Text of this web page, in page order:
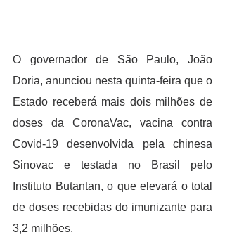
O governador de São Paulo, João
Doria, anunciou nesta quinta-feira que o
Estado receberá mais dois milhões de
doses da CoronaVac, vacina contra
Covid-19 desenvolvida pela chinesa
Sinovac e testada no Brasil pelo
Instituto Butantan, o que elevará o total
de doses recebidas do imunizante para
3,2 milhões.